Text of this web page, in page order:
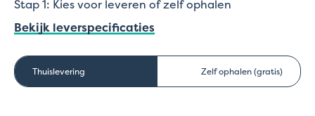
Stap 1: Kies voor leveren of zelf ophalen
Bekijk leverspecificaties
Thuislevering Zelf ophalen (gratis)